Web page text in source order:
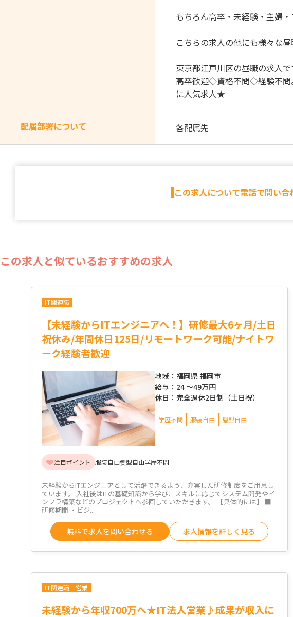
もちろん高卒・未経験・主婦
こちらの求人の他にも様々な
東京都江戸川区の昼職の求人で
高卒歓迎◇資格不問◇経験不問
に人気求人★
配属部署について 各配属先
この求人について電話で問い合
この求人と似ているおすすめの求人
IT関連職
【未経験からITエンジニアへ！】研修最大6ヶ月/土日
祝休み/年間休日125日/リモートワーク可能/ナイトワ
ーク経験者歓迎
地域： 福岡県 福岡市
給与： 24 ～49万円
休日： 完全週休2日制（土日祝）
学歴不問 服装自由 髪型自由
注目ポイント 服装自由髪型自由学歴不問
未経験からITエンジニアとして活躍できるよう、充実した研修制度をご用意し
ています。 入社後はITの基礎知識から学び、スキルに応じてシステム開発やイ
ンフラ構築などのプロジェクトへ参画していただきます。 【具体的には】 ■
研修期間 ・ビジ...
無料で求人を問い合わせる 求人情報を詳しく見る
IT関連職 営業
未経験から年収700万へ★IT法人営業♪成果が収入に